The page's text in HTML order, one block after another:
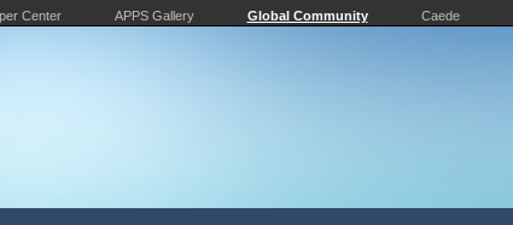
Center APPS Gallery Global Community Caede